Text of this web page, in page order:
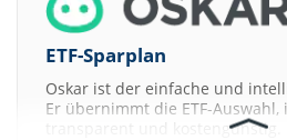
ETF-Sparplan
Oskar ist der einfache und
Er übernimmt die ETF-
transparent und kostengünstig.